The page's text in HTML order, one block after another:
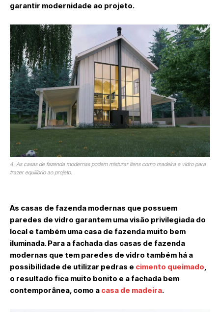
garantir modernidade ao projeto.
4. As casas de fazenda modernas podem misturar itens como madeira e vidro para
trazer equilíbrio ao projeto.
As casas de fazenda modernas que possuem
paredes de vidro garantem uma visão privilegiada do
local e também uma casa de fazenda muito bem
iluminada. Para a fachada das casas de fazenda
modernas que tem paredes de vidro também há a
possibilidade de utilizar pedras e cimento queimado,
o resultado fica muito bonito e a fachada bem
contemporânea, como a casa de madeira.